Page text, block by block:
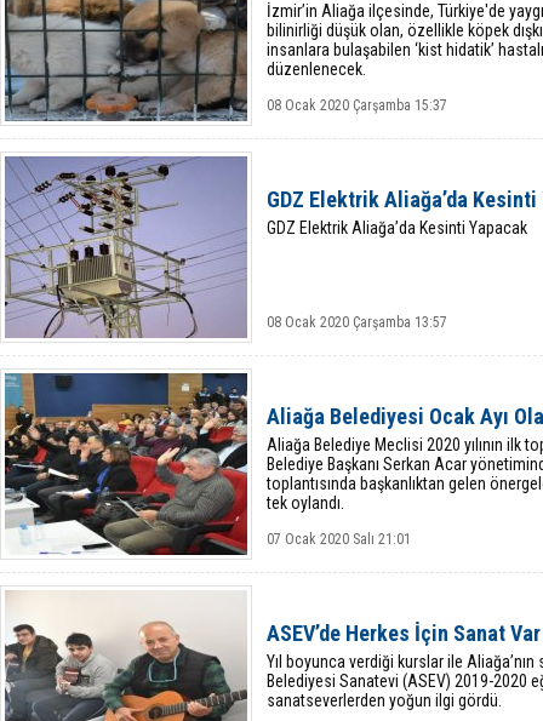
İzmir’in Aliağa ilçesinde, Türkiye'de
bilinirliği düşük olan, özellikle köpek
insanlara bulaşabilen ‘kist hidatik’
düzenlenecek.
08 Ocak 2020 Çarşamba 15:37
GDZ Elektrik Aliağa’da Kesinti
GDZ Elektrik Aliağa’da Kesinti Yapacak
08 Ocak 2020 Çarşamba 13:57
Aliağa Belediyesi Ocak Ayı
Aliağa Belediye Meclisi 2020 yılının ilk
Belediye Başkanı Serkan Acar
toplantısında başkanlıktan gelen
tek oylandı.
07 Ocak 2020 Salı 21:01
ASEV’de Herkes İçin Sanat Var
Yıl boyunca verdiği kurslar ile
Belediyesi Sanatevi (ASEV) 2019-2020
sanatseverlerden yoğun ilgi gördü.